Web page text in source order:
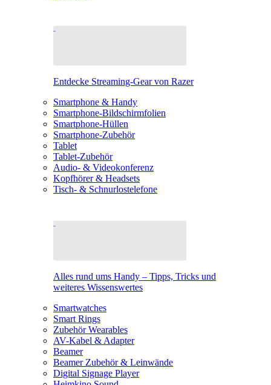
Entdecke Streaming-Gear von Razer
Smartphone & Handy
Smartphone-Bildschirmfolien
Smartphone-Hüllen
Smartphone-Zubehör
Tablet
Tablet-Zubehör
Audio- & Videokonferenz
Kopfhörer & Headsets
Tisch- & Schnurlostelefone
Alles rund ums Handy – Tipps, Tricks und
weiteres Wissenswertes
Smartwatches
Smart Rings
Zubehör Wearables
AV-Kabel & Adapter
Beamer
Beamer Zubehör & Leinwände
Digital Signage Player